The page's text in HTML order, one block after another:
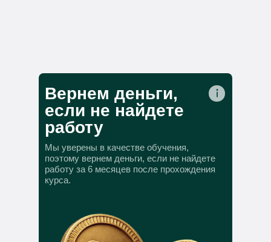
Вернем деньги,
если не найдете
работу
Мы уверены в качестве обучения,
поэтому вернем деньги, если не найдете
работу за 6 месяцев после прохождения
курса.